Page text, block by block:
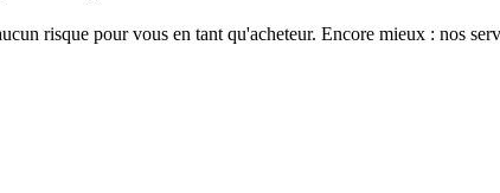
risque pour vous en tant qu'acheteur. Encore mieux : nos